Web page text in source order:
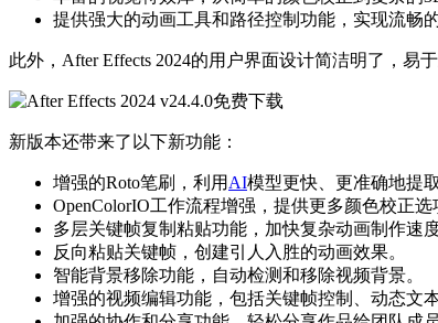
提供强大的动画工具和路径控制功能，实现流畅的动
此外，After Effects 2024的用户界面设计简洁明了，
新版本还带来了以下新功能：
增强的Roto笔刷，利用 AI模型更快、更准确地提取对
OpenColorIO工作流程增强，提供更多颜色校正选项
多层关键帧复制粘贴功能，加快复杂动画制作速度
反向粘贴关键帧，创建引人入胜的动画效果。
智能背景移除功能，自动检测和移除视频背景。
增强的视频编辑功能，包括关键帧控制、动态文